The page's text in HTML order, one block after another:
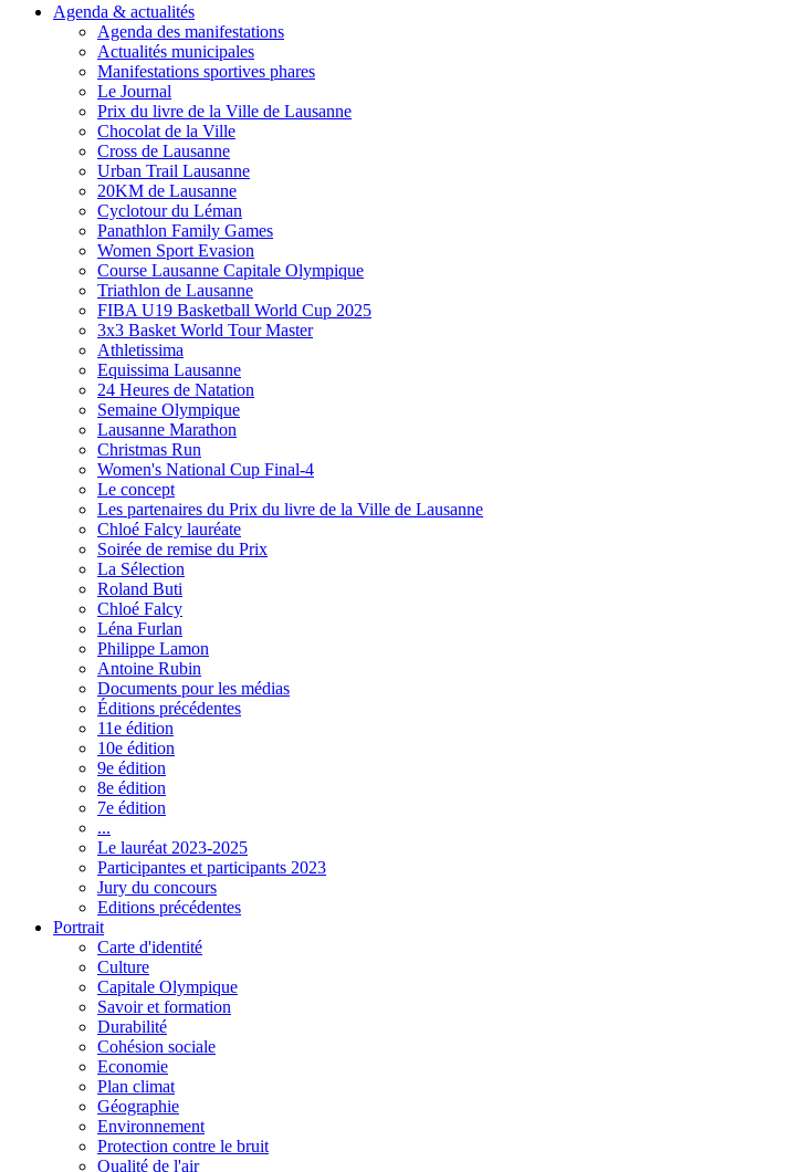
Agenda & actualités
Agenda des manifestations
Actualités municipales
Manifestations sportives phares
Le Journal
Prix du livre de la Ville de Lausanne
Chocolat de la Ville
Cross de Lausanne
Urban Trail Lausanne
20KM de Lausanne
Cyclotour du Léman
Panathlon Family Games
Women Sport Evasion
Course Lausanne Capitale Olympique
Triathlon de Lausanne
FIBA U19 Basketball World Cup 2025
3x3 Basket World Tour Master
Athletissima
Equissima Lausanne
24 Heures de Natation
Semaine Olympique
Lausanne Marathon
Christmas Run
Women's National Cup Final-4
Le concept
Les partenaires du Prix du livre de la Ville de Lausanne
Chloé Falcy lauréate
Soirée de remise du Prix
La Sélection
Roland Buti
Chloé Falcy
Léna Furlan
Philippe Lamon
Antoine Rubin
Documents pour les médias
Éditions précédentes
11e édition
10e édition
9e édition
8e édition
7e édition
...
Le lauréat 2023-2025
Participantes et participants 2023
Jury du concours
Editions précédentes
Portrait
Carte d'identité
Culture
Capitale Olympique
Savoir et formation
Durabilité
Cohésion sociale
Economie
Plan climat
Géographie
Environnement
Protection contre le bruit
Qualité de l'air